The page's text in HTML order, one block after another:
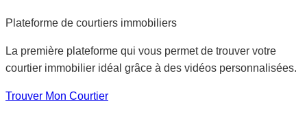
Plateforme de courtiers immobiliers
La première plateforme qui vous permet de trouver votre
courtier immobilier idéal grâce à des vidéos personnalisées.
Trouver Mon Courtier